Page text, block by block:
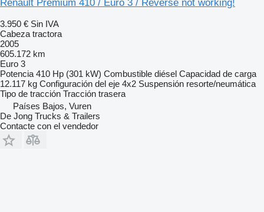
Renault Premium 410 / Euro 3 / Reverse not working!
3.950 € Sin IVA
Cabeza tractora
2005
605.172 km
Euro 3
Potencia 410 Hp (301 kW) Combustible diésel Capacidad de carga
12.117 kg Configuración del eje 4x2 Suspensión resorte/neumática
Tipo de tracción Tracción trasera
Países Bajos, Vuren
De Jong Trucks & Trailers
Contacte con el vendedor